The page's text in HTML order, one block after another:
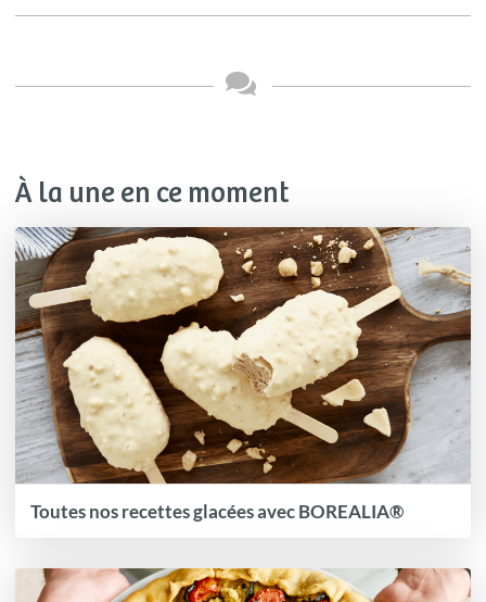
À la une en ce moment
Toutes nos recettes glacées avec BOREALIA®